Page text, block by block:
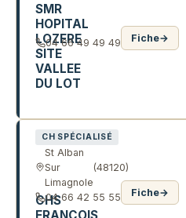
SMR
HOPITAL
LOZERE
SITE
VALLEE
DU LOT
04 66 49 49 49 Fiche→
CH SPÉCIALISÉ
St Alban
Sur
Limagnole
(48120)
CHS
04 66 42 55 55 Fiche→